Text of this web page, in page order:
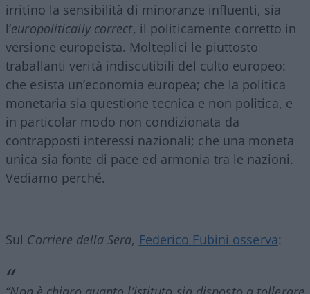
irritino la sensibilità di minoranze influenti, sia
l’europolitically correct, il politicamente corretto in
versione europeista. Molteplici le piuttosto
traballanti verità indiscutibili del culto europeo:
che esista un’economia europea; che la politica
monetaria sia questione tecnica e non politica, e
in particolar modo non condizionata da
contrapposti interessi nazionali; che una moneta
unica sia fonte di pace ed armonia tra le nazioni.
Vediamo perché.
Sul Corriere della Sera, Federico Fubini osserva: